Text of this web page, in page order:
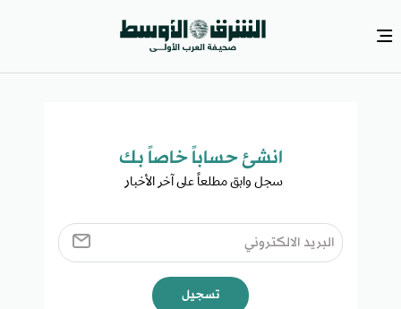
انشئ حساباً خاصاً بك​
سجل وابق مطلعاً على آخر الأخبار ​
تسجيل